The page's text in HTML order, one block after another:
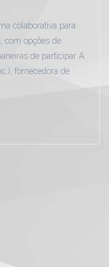
colaborativa para
com opções de
de participar A
fornecedora de